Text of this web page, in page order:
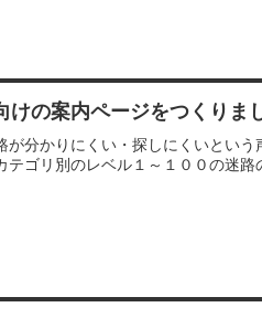
けの案内ページをつくりま
が分かりにくい・探しにくいとい
テゴリ別のレベル１～１００の迷